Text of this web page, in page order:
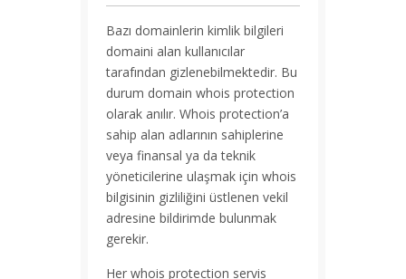
Bazı domainlerin kimlik bilgileri
domaini alan kullanıcılar
tarafından gizlenebilmektedir. Bu
durum domain whois protection
olarak anılır. Whois protection’a
sahip alan adlarının sahiplerine
veya finansal ya da teknik
yöneticilerine ulaşmak için whois
bilgisinin gizliliğini üstlenen vekil
adresine bildirimde bulunmak
gerekir.
Her whois protection servis